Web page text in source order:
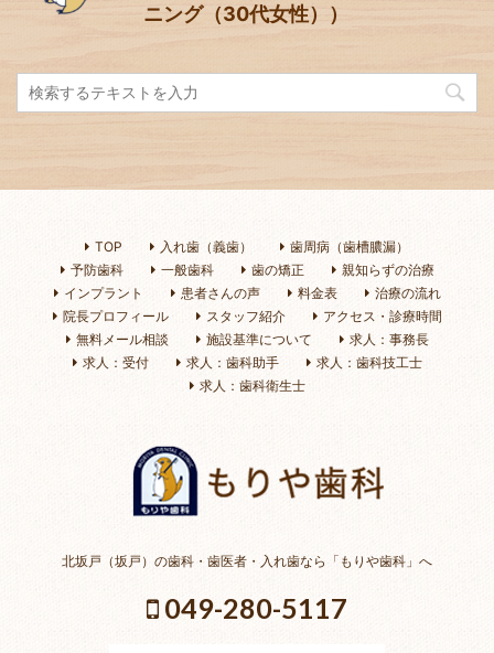
ニング（30代女性））
TOP 入れ歯（義歯）
歯周病（歯槽膿漏）
予防歯科
一般歯科 歯の矯正
親知らずの治療
インプラント
患者さんの声 料金表
治療の流れ
院長プロフィール
スタッフ紹介
アクセス・診療時間
無料メール相談
施設基準について
求人：事務長
求人：受付
求人：歯科助手
求人：歯科技工士
求人：歯科衛生士
北坂戸（坂戸）の歯科・歯医者・入れ歯なら「もりや歯科」へ
049-280-5117